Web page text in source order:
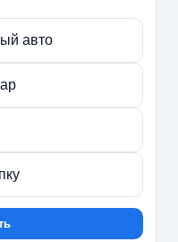
авто